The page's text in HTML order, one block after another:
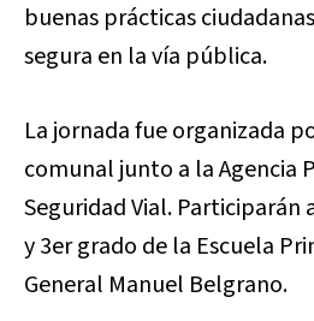
buenas prácticas
segura en la vía pública.
La jornada fue organizada
comunal junto a la Agencia
Seguridad Vial. Participarán
y 3er grado de la Escuela
General Manuel Belgrano.